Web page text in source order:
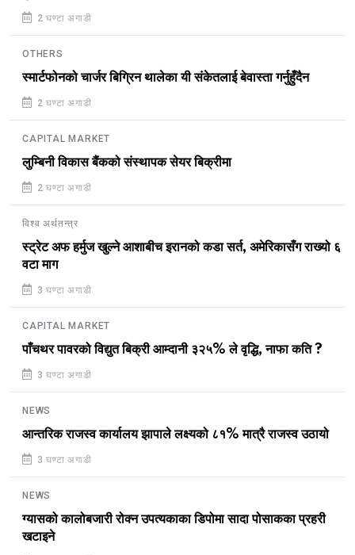
2 घण्टा अगाडी
OTHERS
स्मार्टफोनको चार्जर बिग्रिन थालेका यी संकेतलाई बेवास्ता गर्नुहुँदैन
2 घण्टा अगाडी
CAPITAL MARKET
लुम्बिनी विकास बैंकको संस्थापक सेयर बिक्रीमा
2 घण्टा अगाडी
विश्व अर्थतन्त्र
स्ट्रेट अफ हर्मुज खुल्ने आशाबीच इरानको कडा सर्त, अमेरिकासँग राख्यो ६
वटा माग
3 घण्टा अगाडी
CAPITAL MARKET
पाँचथर पावरको विद्युत बिक्री आम्दानी ३२५% ले वृद्धि, नाफा कति ?
3 घण्टा अगाडी
NEWS
आन्तरिक राजस्व कार्यालय झापाले लक्ष्यको ८१% मात्रै राजस्व उठायो
3 घण्टा अगाडी
NEWS
ग्यासको कालोबजारी रोक्न उपत्यकाका डिपोमा सादा पोसाकका प्रहरी
खटाइने